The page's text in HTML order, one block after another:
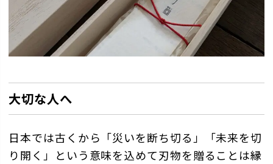
大切な人へ
日本では古くから「災いを断ち切る」「未来を切
り開く」という意味を込めて刃物を贈ることは縁